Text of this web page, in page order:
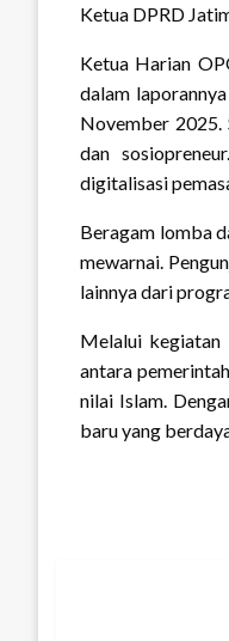
Ketua DPRD
Ketua Harian
dalam
November 2025.
dan
digitalisasi
Beragam lomba
mewarnai.
lainnya dari
Melalui kegiatan
antara
nilai Islam.
baru yang